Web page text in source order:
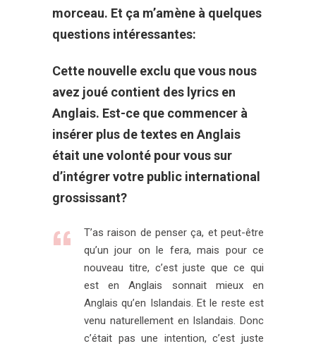
morceau. Et ça m’amène à quelques
questions intéressantes:
Cette nouvelle exclu que vous nous
avez joué contient des lyrics en
Anglais. Est-ce que commencer à
insérer plus de textes en Anglais
était une volonté pour vous sur
d’intégrer votre public international
grossissant?
T’as raison de penser ça, et peut-être
qu’un jour on le fera, mais pour ce
nouveau titre, c’est juste que ce qui
est en Anglais sonnait mieux en
Anglais qu’en Islandais. Et le reste est
venu naturellement en Islandais. Donc
c’était pas une intention, c’est juste